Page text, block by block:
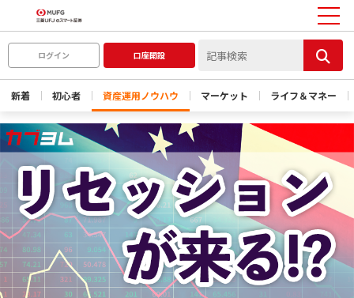
ログイン 口座開設
新着 初心者 資産運用ノウハウ マーケット ライフ＆マネー